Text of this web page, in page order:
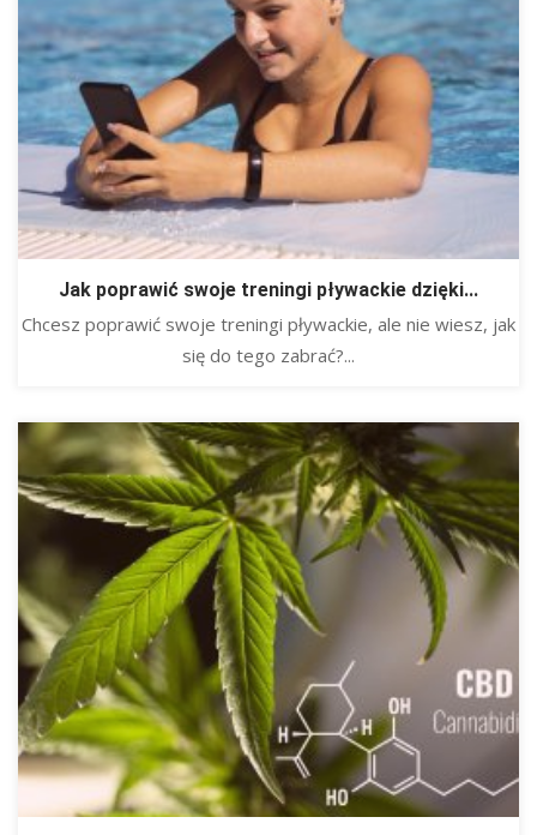
Jak poprawić swoje treningi pływackie dzięki...
Chcesz poprawić swoje treningi pływackie, ale nie wiesz, jak
się do tego zabrać?...